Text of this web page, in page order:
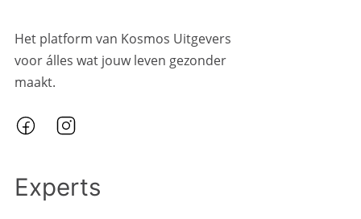
Het platform van Kosmos Uitgevers
voor álles wat jouw leven gezonder
maakt.
Experts